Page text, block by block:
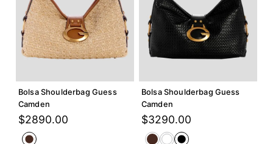
Bolsa Shoulderbag Guess
Camden
$2890.00
Bolsa Shoulderbag Guess
Camden
$3290.00